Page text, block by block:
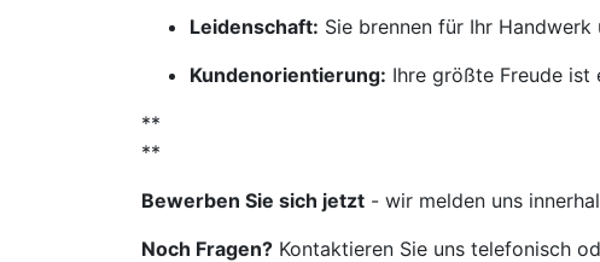
Leidenschaft: Sie brennen für Ihr
Kundenorientierung: Ihre größte Freude ist
**
**
Bewerben Sie sich jetzt - wir melden uns
Noch Fragen? Kontaktieren Sie uns telefonisch